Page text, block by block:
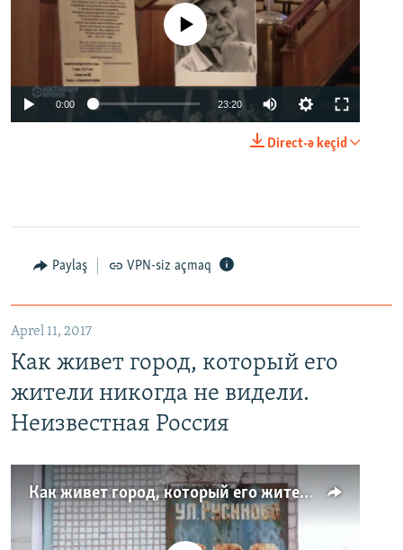
No media source currently available
0:00 23:20
Direct-ə keçid
Paylaş VPN-siz açmaq
Aprel 11, 2017
Как живет город, который его
жители никогда не видели.
Неизвестная Россия
Как живет город, который его жители никогда не видели. Неизвестная Россия